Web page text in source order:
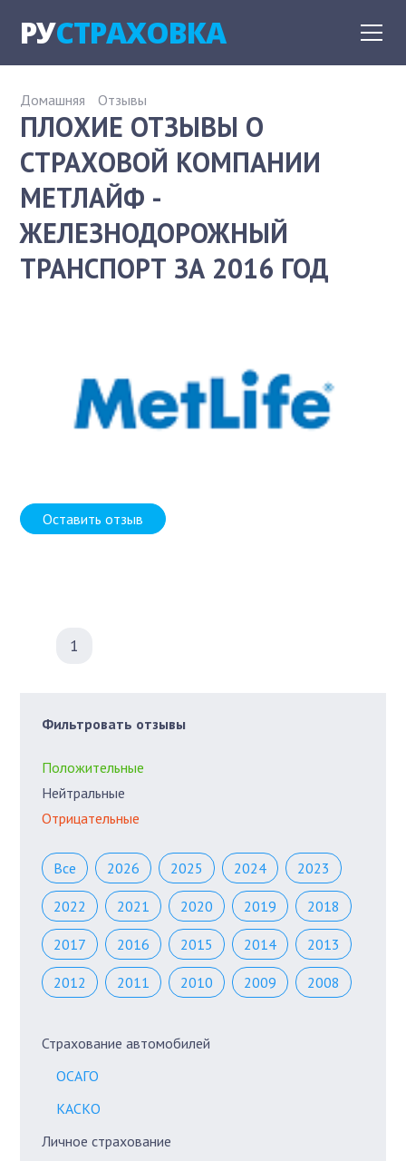
РУСТРАХОВКА
Домашняя Отзывы
ПЛОХИЕ ОТЗЫВЫ О
СТРАХОВОЙ КОМПАНИИ
МЕТЛАЙФ -
ЖЕЛЕЗНОДОРОЖНЫЙ
ТРАНСПОРТ ЗА 2016 ГОД
Оставить отзыв
1
Фильтровать отзывы
Положительные
Нейтральные
Отрицательные
Все 2026 2025 2024 2023
2022 2021 2020 2019 2018
2017 2016 2015 2014 2013
2012 2011 2010 2009 2008
Страхование автомобилей
ОСАГО
КАСКО
Личное страхование